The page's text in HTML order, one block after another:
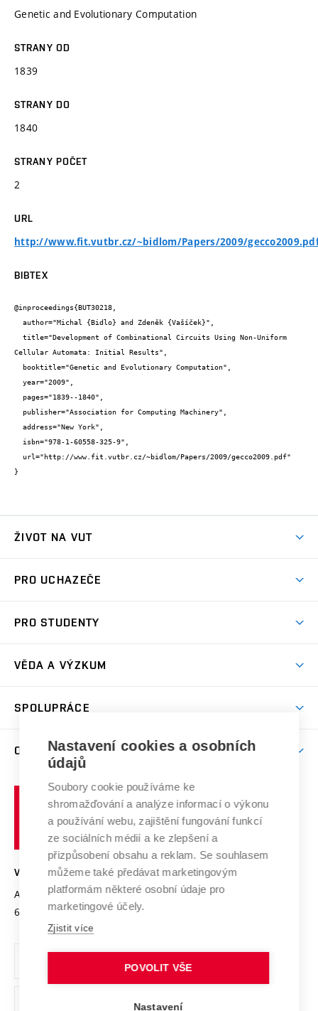
Genetic and Evolutionary Computation
STRANY OD
1839
STRANY DO
1840
STRANY POČET
2
URL
http://www.fit.vutbr.cz/~bidlom/Papers/2009/
BIBTEX
@inproceedings{BUT30218,
Cellular Automata: Initial Results",
}
ŽIVOT NA VUT
Koleje
Sport na VUT
PRO UCHAZEČE
Dny otevřených dveří
Celoživotní vzdělávání
E-přihláška
PRO STUDENTY
Harmonogram akademického roku
Závěrečné práce
Doktorské studium
Zpracování osobních údajů studentů
Sociální bezpečí
Studium bez bariér
Podpora podnikání
VĚDA A VÝZKUM
Mezinárodní vědecká rada
Systém zajišťování kvality výzkumu
Výzkumné infrastruktury
Transfer znalostí
Open Science
Projekty
Projekty ze strukturálních fondů
Specifický výzkum
SPOLUPRÁCE
Firemní spolupráce
Zahraniční spolupráce
Spolupráce se školami
Mezinárodní dohody
Univerzitní sítě
O UNIVERZITĚ
Profil univerzity
Udržitelná univerzita
Podnikavá univerzita / ContriBUTe
Bezpečná univerzita
Vyznamenání
Organizační struktura
Ochrana osobních údajů
učení
technické
Brně
VYSOKÉ UČENÍ TECHNICKÉ V BRNĚ
Antonínská 548/1
602 00 Brno
www.vut.cz
vut@vutbr.cz
Nastavení cookies a osobních
údajů
Soubory cookie používáme ke
shromažďování a analýze informací o výkonu
a používání webu, zajištění fungování funkcí
ze sociálních médií a ke zlepšení a
přizpůsobení obsahu a reklam. Se souhlasem
můžeme také předávat marketingovým
platformám některé osobní údaje pro
marketingové účely.
Zjistit více
POVOLIT VŠE
Nastavení